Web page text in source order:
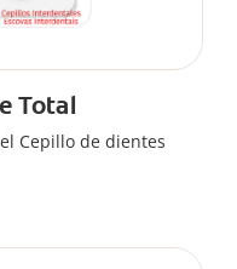
Total
Cepillo de dientes